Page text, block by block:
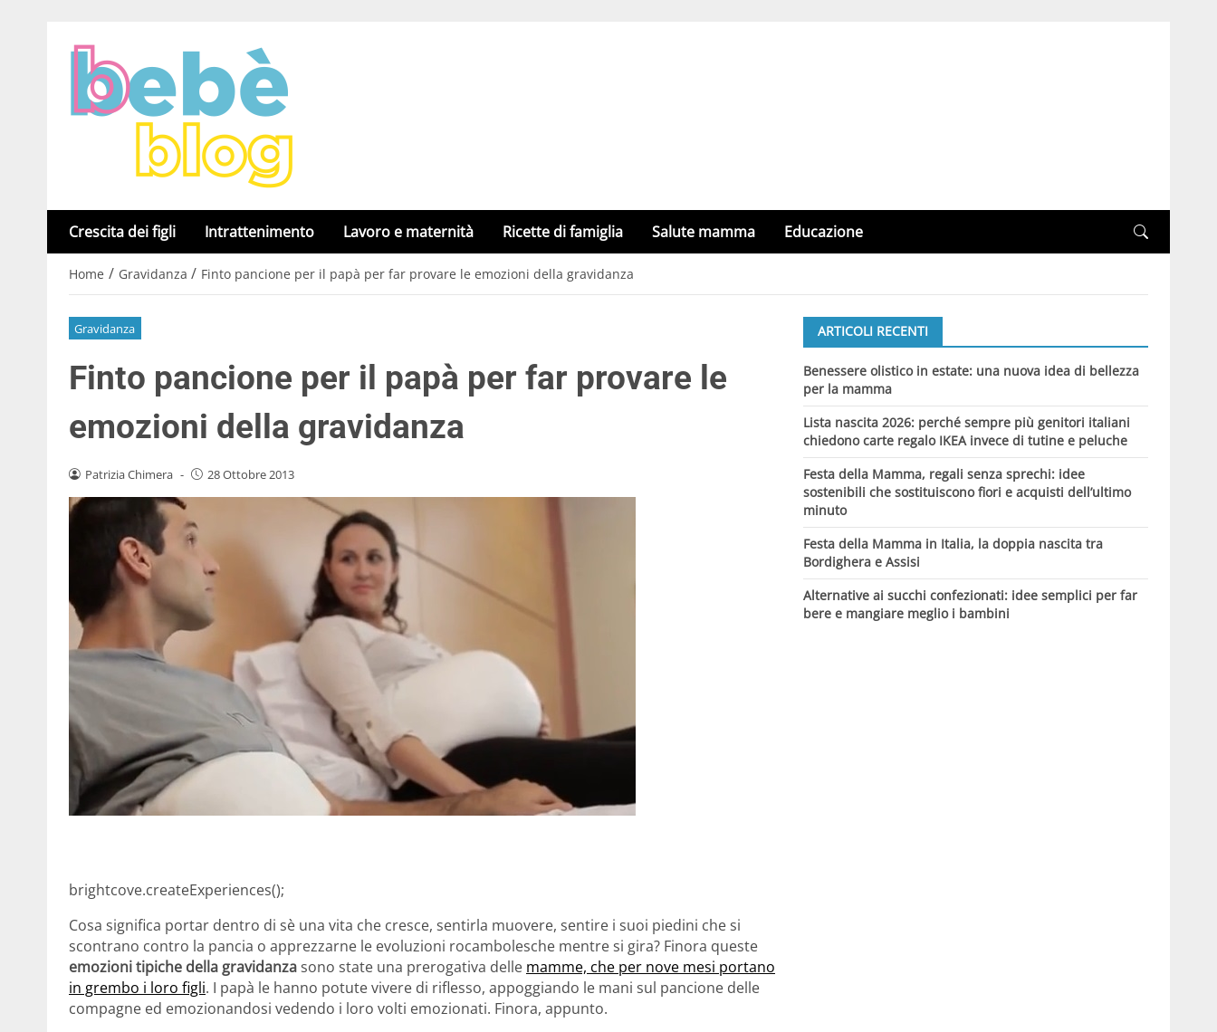
Crescita dei figli Intrattenimento Lavoro e maternità Ricette di famiglia Salute mamma Educazione
Home / Gravidanza / Finto pancione per il papà per far provare le emozioni della gravidanza
Gravidanza
Finto pancione per il papà per far provare le
emozioni della gravidanza
Patrizia Chimera - 28 Ottobre 2013
brightcove.createExperiences();
Cosa significa portar dentro di sè una vita che cresce, sentirla muovere, sentire i suoi piedini che si
scontrano contro la pancia o apprezzarne le evoluzioni rocambolesche mentre si gira? Finora queste
emozioni tipiche della gravidanzasono state una prerogativa delle mamme, che per nove mesi portano
in grembo i loro figli. I papà le hanno potute vivere di riflesso, appoggiando le mani sul pancione delle
compagne ed emozionandosi vedendo i loro volti emozionati. Finora, appunto.
ARTICOLI RECENTI
Benessere olistico in estate: una nuova idea di bellezza
per la mamma
Lista nascita 2026: perché sempre più genitori italiani
chiedono carte regalo IKEA invece di tutine e peluche
Festa della Mamma, regali senza sprechi: idee
sostenibili che sostituiscono fiori e acquisti dell’ultimo
minuto
Festa della Mamma in Italia, la doppia nascita tra
Bordighera e Assisi
Alternative ai succhi confezionati: idee semplici per far
bere e mangiare meglio i bambini